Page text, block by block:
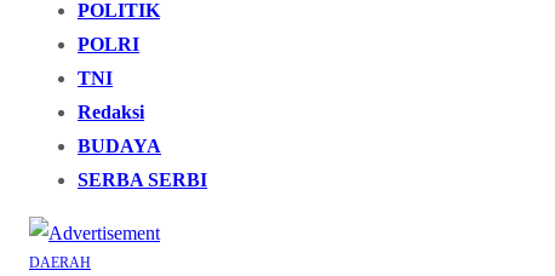
POLITIK
POLRI
TNI
Redaksi
BUDAYA
SERBA SERBI
DAERAH